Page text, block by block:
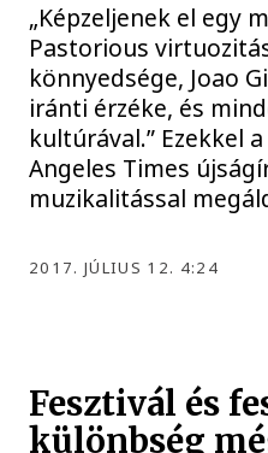
„Képzeljenek el egy
Pastorious
könnyedsége, Joao
iránti érzéke, és
kultúrával.” Ezekkel
Angeles Times
muzikalitással
2017. JÚLIUS 12. 4:24
Fesztivál és
különbség